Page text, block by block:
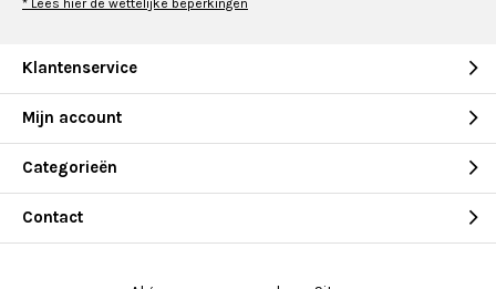
* Lees hier de wettelijke beperkingen
Klantenservice
Mijn account
Categorieën
Contact